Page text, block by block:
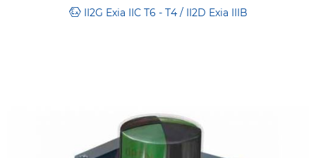
II2G Exia IIC T6 - T4 / II2D Exia IIIB